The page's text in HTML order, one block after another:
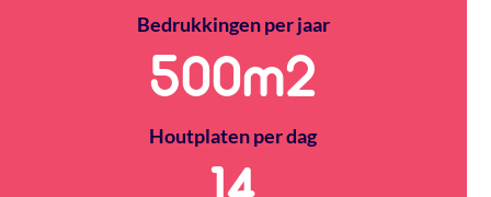
Bedrukkingen per jaar
500m2
Houtplaten per dag